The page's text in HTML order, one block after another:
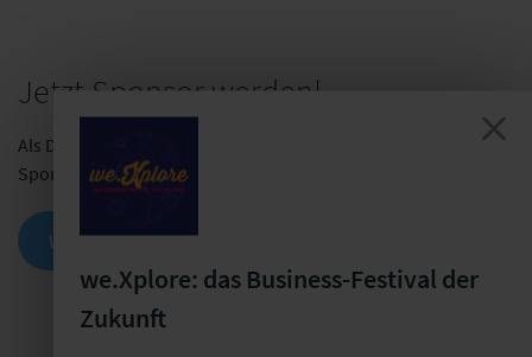
Jetzt Sponsor werden!
Als Dienstleistungsunternehmen haben Sie die Möglichkeit als
Sponsor an einem kommenden Arbeitstreffen teilzunehmen.
WEITERE INFORMATIONEN
we.Xplore: das Business-Festival der
Zukunft